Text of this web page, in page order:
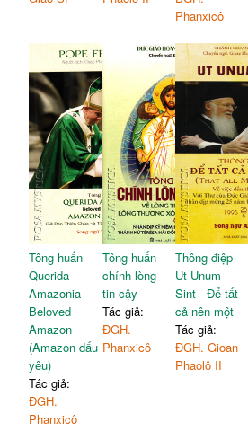
Phanxicô
Tông huấn
Querida
Amazonia
Beloved
Amazon
(Amazon dấu
yêu)
Tác giả:
ĐGH.
Phanxicô
Tông huấn
chính lòng
tin cậy
Tác giả:
ĐGH.
Phanxicô
Thông điệp
Ut Unum
Sint - Để tất
cả nên một
Tác giả:
ĐGH. Gioan
Phaolô II